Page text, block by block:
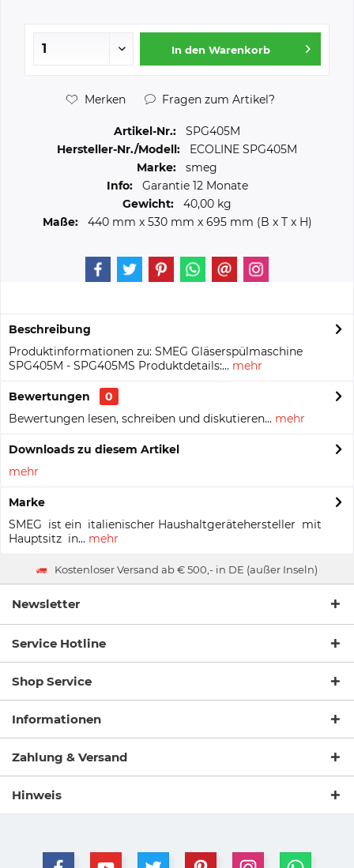
In den Warenkorb
Merken Fragen zum Artikel?
Artikel-Nr.:
SPG405M
Hersteller-Nr./Modell:
ECOLINE SPG405M
Marke:
smeg
Info:
Garantie 12 Monate
Gewicht:
40,00 kg
Maße:
440 mm x 530 mm x 695 mm (B x T x H)
Beschreibung
Produktinformationen zu: SMEG Gläserspülmaschine
SPG405M - SPG405MS Produktdetails:... mehr
Bewertungen
0
Bewertungen lesen, schreiben und diskutieren... mehr
Downloads zu diesem Artikel
mehr
Marke
SMEG ist ein italienischer Haushaltgerätehersteller mit
Hauptsitz in... mehr
Kostenloser Versand ab € 500,- in DE (außer Inseln)
Newsletter
Service Hotline
Shop Service
Informationen
Zahlung & Versand
Hinweis